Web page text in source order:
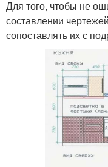
Для того, чтобы не
составлении
сопоставлять их с